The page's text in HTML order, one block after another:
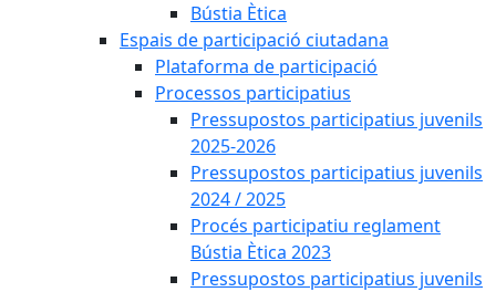
Bústia Ètica
Espais de participació ciutadana
Plataforma de participació
Processos participatius
Pressupostos participatius juvenils
2025-2026
Pressupostos participatius juvenils
2024 / 2025
Procés participatiu reglament
Bústia Ètica 2023
Pressupostos participatius juvenils